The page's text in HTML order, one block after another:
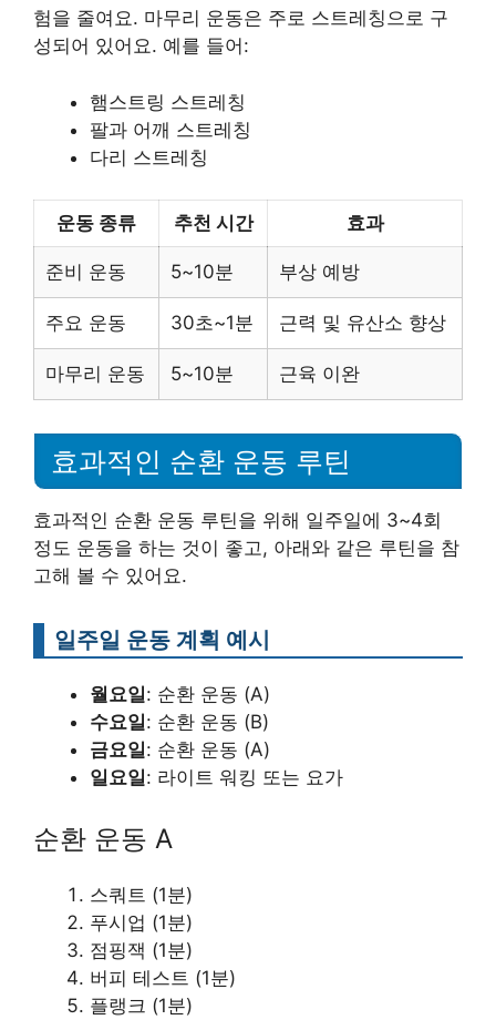
험을 줄여요. 마무리 운동은 주로 스트레칭으로 구
성되어 있어요. 예를 들어:
햄스트링 스트레칭
팔과 어깨 스트레칭
다리 스트레칭
운동 종류 추천 시간 효과
준비 운동 5~10분 부상 예방
주요 운동 30초~1분 근력 및 유산소 향상
마무리 운동 5~10분 근육 이완
효과적인 순환 운동 루틴
효과적인 순환 운동 루틴을 위해 일주일에 3~4회
정도 운동을 하는 것이 좋고, 아래와 같은 루틴을 참
고해 볼 수 있어요.
일주일 운동 계획 예시
월요일: 순환 운동 (A)
수요일: 순환 운동 (B)
금요일: 순환 운동 (A)
일요일: 라이트 워킹 또는 요가
순환 운동 A
스쿼트 (1분)
푸시업 (1분)
점핑잭 (1분)
버피 테스트 (1분)
플랭크 (1분)